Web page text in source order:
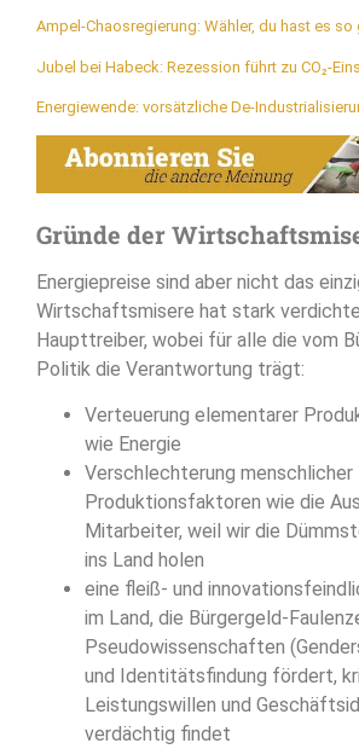
Ampel-Chaosregierung: Wähler, du hast es
Jubel bei Habeck: Rezession führt zu CO₂-
Energiewende: vorsätzliche De-
Gründe der
Energiepreise sind aber nicht das
Wirtschaftsmisere hat stark
Haupttreiber, wobei für alle die vom
Politik die Verantwortung trägt:
Verteuerung elementarer
wie Energie
Verschlechterung menschlicher
Produktionsfaktoren wie die
Mitarbeiter, weil wir die
ins Land holen
eine fleiß- und
im Land, die Bürgergeld-
Pseudowissenschaften
und Identitätsfindung fördert,
Leistungswillen und
verdächtig findet